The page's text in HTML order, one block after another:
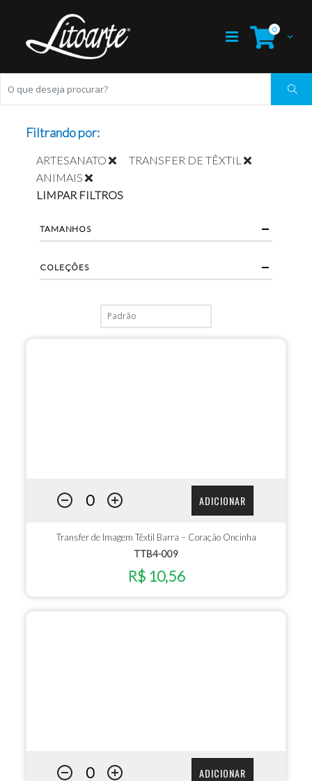
0
ADICIONAR
Transfer de Imagem Têxtil Barra – Coração Oncinha
TTB4-009
R$ 10,56
ADICIONAR
Filtrando por:
ARTESANATO
TRANSFER DE TÊXTIL
ANIMAIS
LIMPAR FILTROS
TAMANHOS
COLEÇÕES